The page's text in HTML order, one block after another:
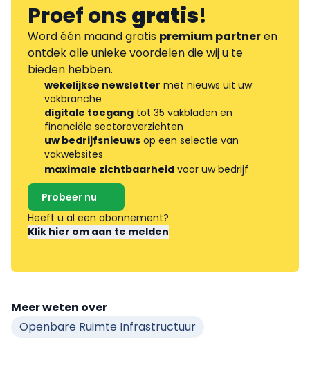
Proef onsgratis!
Word één maand gratis premium partneren
ontdek alle unieke voordelen die wij u te
bieden hebben.
wekelijkse newsletter met nieuws uit uw
vakbranche
digitale toegang tot 35 vakbladen en
financiële sectoroverzichten
uw bedrijfsnieuws op een selectie van
vakwebsites
maximale zichtbaarheid voor uw bedrijf
Probeer nu
Heeft u al een abonnement?
Klik hier om aan te melden
Meer weten over
Openbare Ruimte Infrastructuur